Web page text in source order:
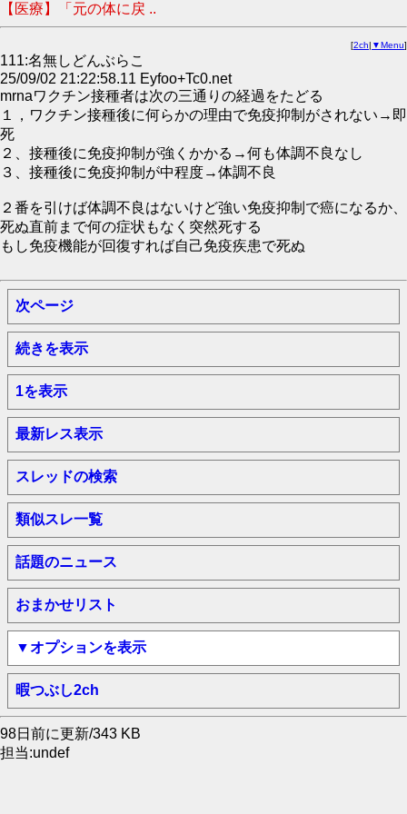
【医療】「元の体に戻 ..
[2ch| ▼Menu]
111:名無しどんぶらこ
25/09/02 21:22:58.11 Eyfoo+Tc0.net
mrnaワクチン接種者は次の三通りの経過をたどる
１，ワクチン接種後に何らかの理由で免疫抑制がされない→即
死
２、接種後に免疫抑制が強くかかる→何も体調不良なし
３、接種後に免疫抑制が中程度→体調不良
２番を引けば体調不良はないけど強い免疫抑制で癌になるか、
死ぬ直前まで何の症状もなく突然死する
もし免疫機能が回復すれば自己免疫疾患で死ぬ
次ページ
続きを表示
1を表示
最新レス表示
スレッドの検索
類似スレ一覧
話題のニュース
おまかせリスト
▼オプションを表示
暇つぶし2ch
98日前に更新/343 KB
担当:undef